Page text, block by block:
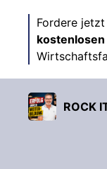
Fordere jetzt